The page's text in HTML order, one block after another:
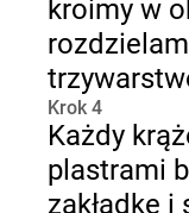
kroimy w
Krok 4
Każdy
plastrami
zakładkę